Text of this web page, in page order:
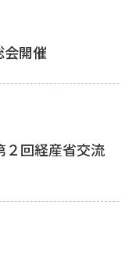
開催
２回経産省交流